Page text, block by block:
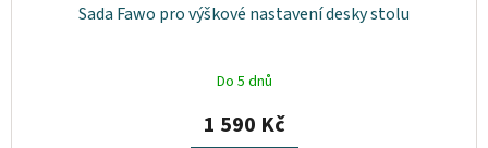
Sada Fawo pro výškové nastavení desky stolu
Do 5 dnů
1 590 Kč